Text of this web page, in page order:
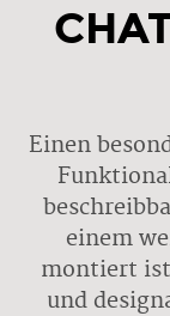
Einen
einem
montiert
und